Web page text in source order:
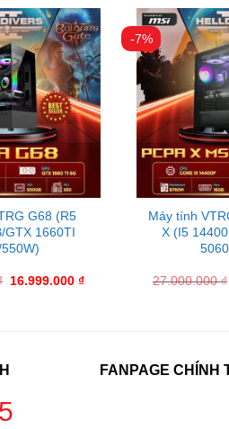
G68 (R5
GTX 1660TI
16.999.000₫
-7%
Máy tính
X (I5
27.000.000₫
FANPAGE CHÍNH